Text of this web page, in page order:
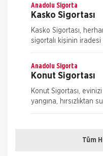
Anadolu Sigorta
Kasko Sigortası
Kasko Sigortası,
sigortalı kişinin iradesi
halindeyken ya da
Anadolu Sigorta
Konut Sigortası
Konut Sigortası,
yangına, hırsızlıktan
koruma altına alan
Sağlık Sigortası
Tüm
ONLİNE Dask Prim